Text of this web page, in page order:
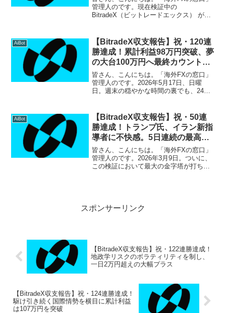
管理人のです。現在検証中の
BitradeX（ビットレードエックス） が、
開始以来無敗のまま 「30日間連続プラス
収益（30連勝...
AiBot
【BitradeX収支報告】祝・120連
勝達成！累計利益98万円突破、夢
の大台100万円へ最終カウントダ
ウン
皆さん、こんにちは。「海外FXの窓口」
管理人のです。2026年5月17日、日曜
日。週末の穏やかな時間の裏でも、24時
な相場環境であっても、感情を挟まずに
淡々...
AiBot
【BitradeX収支報告】祝・50連
勝達成！トランプ氏、イラン新指
導者に不快感。5日連続の最高益
更新で累計20万円目前
皆さん、こんにちは。「海外FXの窓口」
管理人のです。2026年3月9日。ついに、
この検証において最大の金字塔が打ち立
スポンサーリンク
【BitradeX収支報告】祝・122連勝達成！
地政学リスクのボラティリティを制し、
一日2万円超えの大幅プラス
【BitradeX収支報告】祝・124連勝達成！
駆け引き続く国際情勢を横目に累計利益
は107万円を突破